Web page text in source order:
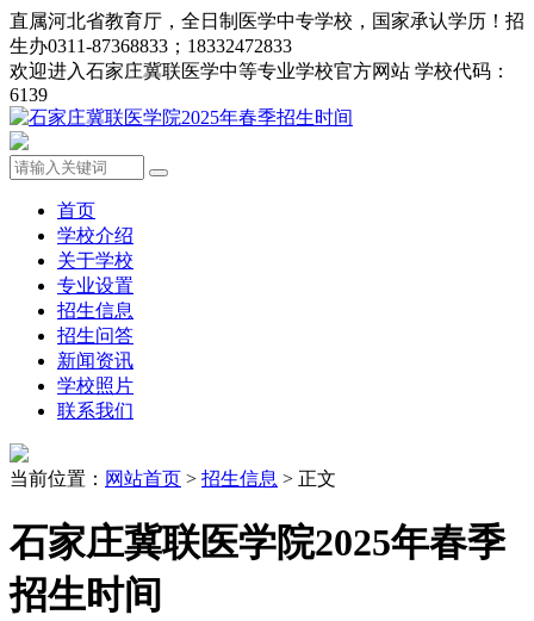
直属河北省教育厅，全日制医学中专学校，国家承认学历！招
生办0311-87368833；18332472833
欢迎进入石家庄冀联医学中等专业学校官方网站 学校代码：
6139
首页
学校介绍
关于学校
专业设置
招生信息
招生问答
新闻资讯
学校照片
联系我们
当前位置： 网站首页 > 招生信息 > 正文
石家庄冀联医学院2025年春季
招生时间